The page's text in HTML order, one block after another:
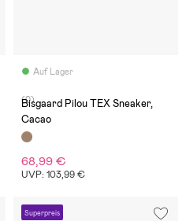
Auf Lager
(0)
Bisgaard Pilou TEX Sneaker,
Cacao
68,99 €
UVP: 103,99 €
Superpreis